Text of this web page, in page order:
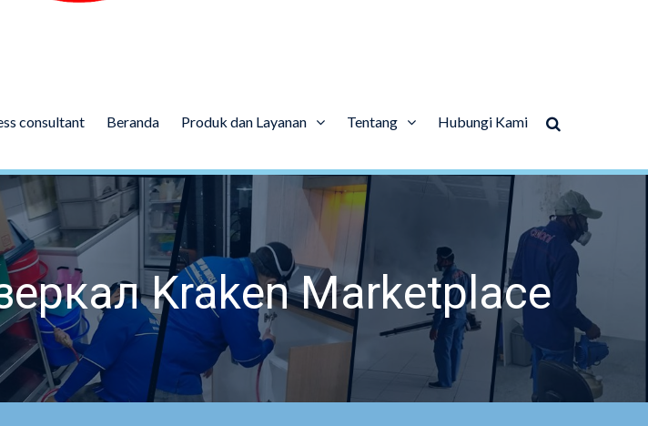
consultant Beranda Produk dan Layanan Tentang Hubungi Kami
Kraken Marketplace